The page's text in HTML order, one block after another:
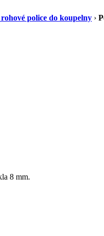
police do koupelny ›
8 mm.